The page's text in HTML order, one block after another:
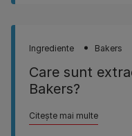
Ingrediente Bakers
Care sunt
Bakers?
Citește mai multe